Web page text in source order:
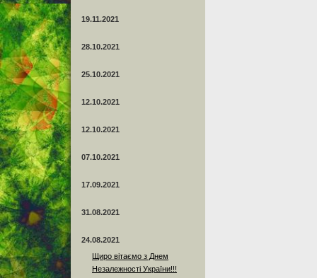
19.11.2021
28.10.2021
25.10.2021
12.10.2021
12.10.2021
07.10.2021
17.09.2021
31.08.2021
24.08.2021
Щиро вітаємо з Днем
Незалежності України!!!